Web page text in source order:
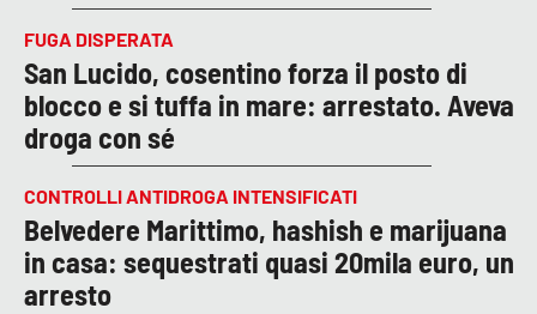
FUGA DISPERATA
San Lucido, cosentino forza il posto di
blocco e si tuffa in mare: arrestato. Aveva
droga con sé
CONTROLLI ANTIDROGA INTENSIFICATI
Belvedere Marittimo, hashish e marijuana
in casa: sequestrati quasi 20mila euro, un
arresto